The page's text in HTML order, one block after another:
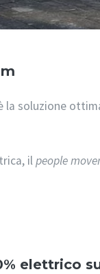
la soluzione
ilpeople
elettrico